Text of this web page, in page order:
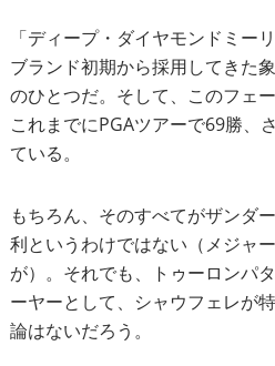
「ディープ・ダイヤモンドミー
ブランド初期から採用してきた
のひとつだ。そして、このフェ
これまでにPGAツアーで69勝、
ている。
もちろん、そのすべてがザンダ
利というわけではない（メジャ
が）。それでも、トゥーロンパ
ーヤーとして、シャウフェレが
論はないだろう。